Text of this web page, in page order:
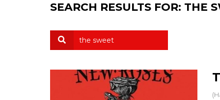
SEARCH RESULTS FOR: THE